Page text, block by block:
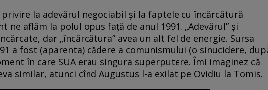
la adevărul negociabil și la faptele cu încărcătură
ne aflăm la polul opus față de anul 1991. „Adevărul” și
dar „încărcătura” avea un alt fel de energie. Sursa
a fost (aparenta) cădere a comunismului (o sinucidere,
în care SUA erau singura superputere. Îmi imaginez că
similar, atunci cînd Augustus l-a exilat pe Ovidiu la Tomis.